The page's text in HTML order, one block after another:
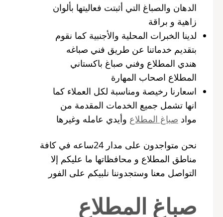
الدهان والصباغ التي أثبتت فعاليتها بألوان
زاهية و براقة
لدينا الخبرات المحلية والأجنبية كما نقوم
بتقديم خدماتنا عن طريق فني صباغه
هندي المطلاع وفني صباغ باكستاني
المطلاع اصحاب المهارة
اسعارنا رخيصة ومناسبة لكل العملاء كما
انها تشمل جميع الخدمات المقدمة من
مواد صباغ المطلاع وأيدي عامله وغيرها
نحن متواجدون على مدار 24ساعه في كافة
مناطق المطلاع و محافظاتها ما عليكم إلا
التواصل معنا وستجدوننا نلبيكم على الفور
صباغ المطلاع